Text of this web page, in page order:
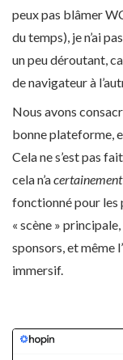
peux pas blâmer
du temps), je n’ai
un peu déroutant,
de navigateur à
Nous avons
bonne plateforme,
Cela ne s’est pas
cela n’acertainement
fonctionné pour les
« scène »
sponsors, et même
immersif.